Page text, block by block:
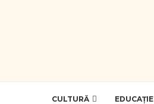
CULTURĂ EDUCAȚIE